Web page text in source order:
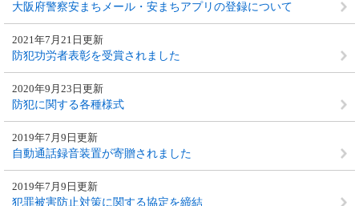
大阪府警察安まちメール・安まちアプリの登録について
防犯功労者表彰を受賞されました
2021年7月21日更新
防犯に関する各種様式
2020年9月23日更新
自動通話録音装置が寄贈されました
2019年7月9日更新
犯罪被害防止対策に関する協定を締結
2019年7月9日更新